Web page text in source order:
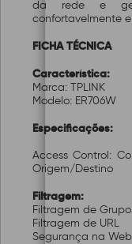
da rede e
confortavelmente
FICHA TÉCNICA
Característica:
Marca: TPLINK
Modelo: ER706W
Especificações:
Access Control:
Origem/Destino
Filtragem:
Filtragem de
Filtragem de URL
Segurança na Web